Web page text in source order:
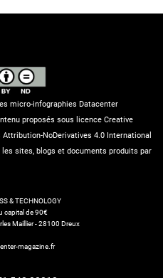
micro-infographies Datacenter
proposés sous licence Creative
NoDerivatives 4.0 International
sites, blogs et documents produits par
& TECHNOLOGY
capital de 90€
Maillier - 28100 Dreux
magazine.fr